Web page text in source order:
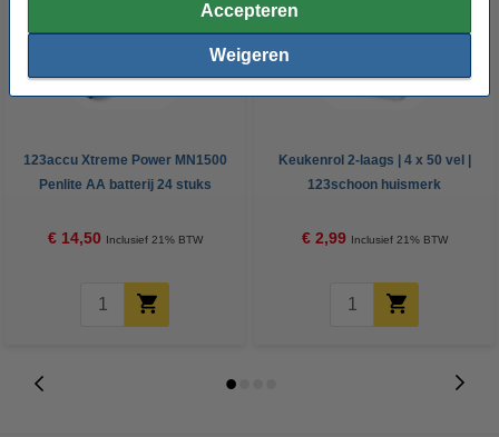
Accepteren
Weigeren
123accu Xtreme Power MN1500
Penlite AA batterij 24 stuks
€ 14,50 Inclusief 21% BTW
Keukenrol 2-laags | 4 x 50 vel |
123schoon huismerk
€ 2,99 Inclusief 21% BTW